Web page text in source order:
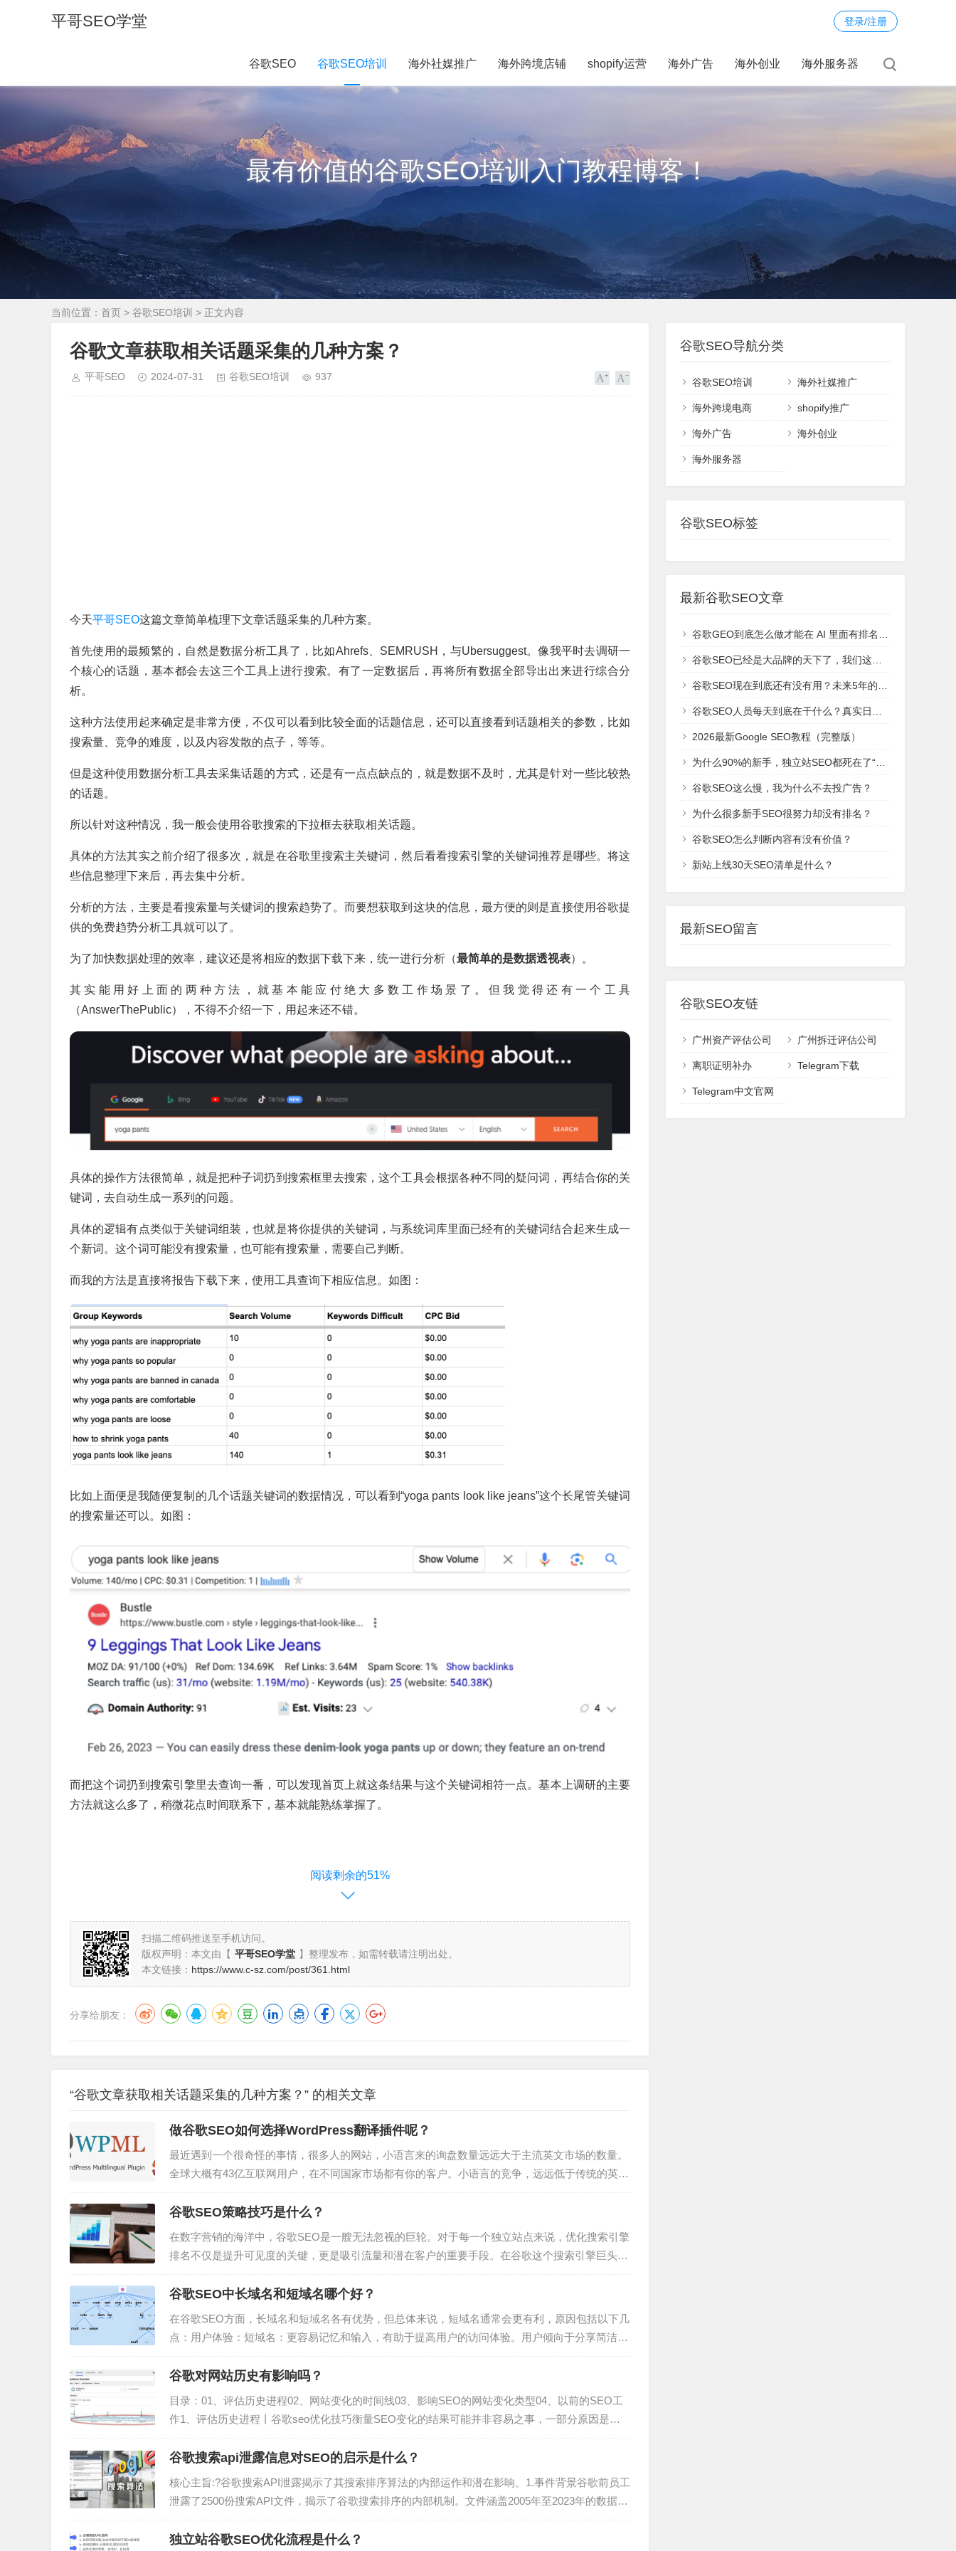
平哥SEO学堂 登录/注册
谷歌SEO 谷歌SEO培训 海外社媒推广 海外跨境店铺 shopify运营 海外广告 海外创业 海外服务器
最有价值的谷歌SEO培训入门教程博客！
当前位置： 首页 > 谷歌SEO培训 > 正文内容
谷歌文章获取相关话题采集的几种方案？
平哥SEO 2024-07-31 谷歌SEO培训 937
今天平哥SEO这篇文章简单梳理下文章话题采集的几种方案。
首先使用的最频繁的，自然是数据分析工具了，比如Ahrefs、SEMRUSH，与Ubersuggest。像我平时去调研一
个核心的话题，基本都会去这三个工具上进行搜索。有了一定数据后，再将所有数据全部导出出来进行综合分
析。
这种方法使用起来确定是非常方便，不仅可以看到比较全面的话题信息，还可以直接看到话题相关的参数，比如
搜索量、竞争的难度，以及内容发散的点子，等等。
但是这种使用数据分析工具去采集话题的方式，还是有一点点缺点的，就是数据不及时，尤其是针对一些比较热
的话题。
所以针对这种情况，我一般会使用谷歌搜索的下拉框去获取相关话题。
具体的方法其实之前介绍了很多次，就是在谷歌里搜索主关键词，然后看看搜索引擎的关键词推荐是哪些。将这
些信息整理下来后，再去集中分析。
分析的方法，主要是看搜索量与关键词的搜索趋势了。而要想获取到这块的信息，最方便的则是直接使用谷歌提
供的免费趋势分析工具就可以了。
为了加快数据处理的效率，建议还是将相应的数据下载下来，统一进行分析（最简单的是数据透视表）。
其实能用好上面的两种方法，就基本能应付绝大多数工作场景了。但我觉得还有一个工具
（AnswerThePublic），不得不介绍一下，用起来还不错。
具体的操作方法很简单，就是把种子词扔到搜索框里去搜索，这个工具会根据各种不同的疑问词，再结合你的关
键词，去自动生成一系列的问题。
具体的逻辑有点类似于关键词组装，也就是将你提供的关键词，与系统词库里面已经有的关键词结合起来生成一
个新词。这个词可能没有搜索量，也可能有搜索量，需要自己判断。
而我的方法是直接将报告下载下来，使用工具查询下相应信息。如图：
比如上面便是我随便复制的几个话题关键词的数据情况，可以看到“yoga pants look like jeans”这个长尾管关键词
的搜索量还可以。如图：
而把这个词扔到搜索引擎里去查询一番，可以发现首页上就这条结果与这个关键词相符一点。基本上调研的主要
方法就这么多了，稍微花点时间联系下，基本就能熟练掌握了。
阅读剩余的51%
扫描二维码推送至手机访问。
版权声明：本文由【 平哥SEO学堂 】整理发布，如需转载请注明出处。
本文链接： https://www.c-sz.com/post/361.html
分享给朋友：
“谷歌文章获取相关话题采集的几种方案？” 的相关文章
做谷歌SEO如何选择WordPress翻译插件呢？
最近遇到一个很奇怪的事情，很多人的网站，小语言来的询盘数量远远大于主流英文市场的数量。
全球大概有43亿互联网用户，在不同国家市场都有你的客户。小语言的竞争，远远低于传统的英文
市场。全球大概6000多种语言，使用人口比较多的有7大语种，语言插件大部分支持120多个语
种，这也就是意味着，你在小语言国家更容易获得询盘或者订单。为了帮助社群成员做到这一点，
我收集了最好的WordPress翻译插件。我们将提…
谷歌SEO策略技巧是什么？
在数字营销的海洋中，谷歌SEO是一艘无法忽视的巨轮。对于每一个独立站点来说，优化搜索引擎
排名不仅是提升可见度的关键，更是吸引流量和潜在客户的重要手段。在谷歌这个搜索引擎巨头的
统治下，了解并应用有效的SEO策略，已经成为每一个网站运营者的必修课。然而，SEO的世界
充满了挑战和竞争。要在数亿的网站中脱颖而出，单纯依靠传统的营销手段已不足以应对。这就需
要我们深入研究独立站内容创作的每一个细节，从关键词研…
谷歌SEO中长域名和短域名哪个好？
在谷歌SEO方面，长域名和短域名各有优势，但总体来说，短域名通常会更有利，原因包括以下几
点：用户体验：短域名：更容易记忆和输入，有助于提高用户的访问体验。用户倾向于分享简洁易
记的域名，这在社交媒体传播中尤为重要。长域名：可能容易拼错或难以记忆，导致用户在返回或
分享时遇到困难，从而影响流量。品牌识别：短域名：可以使品牌显得更专业和值得信赖，提升品
牌知名度。长域名：可能显得繁琐，不易建立品牌印象。关键…
谷歌对网站历史有影响吗？
目录：01、评估历史进程02、网站变化的时间线03、影响SEO的网站变化类型04、以前的SEO工
作1、评估历史进程丨谷歌seo优化技巧衡量SEO变化的结果可能并非容易之事，一部分原因是因
为各个活动部分数量太多，另一部分原因是在网站上做改变和在自然搜索结果中曝光之前可能相隔
数月。这个难题只会增加衡量进步以及对结果负责的重要性。谷歌seo优化技巧这一节会研究如何
衡量你SEO的结果。2、网站变化的时间线…
谷歌搜索api泄露信息对SEO的启示是什么？
核心主旨:?谷歌搜索API泄露揭示了其搜索排序算法的内部运作和潜在影响。1.事件背景谷歌前员工
泄露了2500份搜索API文件，揭示了谷歌搜索排序的内部机制。文件涵盖2005年至2023年的数据，
涉及谷歌如何通过浏览器收集用户数据、利用用户交互数据调整排序算法等。2.主要发现2.1用户交
互数据的重要性谷歌利用点击率（CTR）、长点击、短点击等用户交互数据来调整搜索结果排序。
独立站谷歌SEO优化流程是什么？
谷歌SEO导航分类
谷歌SEO培训 海外社媒推广
海外跨境电商 shopify推广
海外广告 海外创业
海外服务器
谷歌SEO标签
最新谷歌SEO文章
谷歌GEO到底怎么做才能在 AI 里面有排名或者能够被引用？
谷歌SEO已经是大品牌的天下了，我们这些新网站还有机会吗？
谷歌SEO现在到底还有没有用？未来5年的趋势是什么？
谷歌SEO人员每天到底在干什么？真实日常工作！
2026最新Google SEO教程（完整版）
为什么90%的新手，独立站SEO都死在了“建站期”？
谷歌SEO这么慢，我为什么不去投广告？
为什么很多新手SEO很努力却没有排名？
谷歌SEO怎么判断内容有没有价值？
新站上线30天SEO清单是什么？
最新SEO留言
谷歌SEO友链
广州资产评估公司 广州拆迁评估公司
离职证明补办 Telegram下载
Telegram中文官网